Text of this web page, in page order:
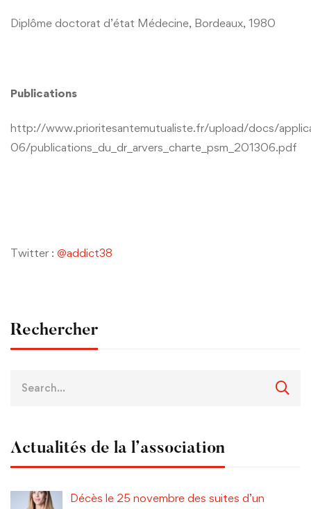
Diplôme doctorat d’état Médecine, Bordeaux, 1980
Publications
http://www.prioritesantemutualiste.fr/upload/docs/
06/publications_du_dr_arvers_charte_psm_201306.pdf
Twitter : @addict38
Rechercher
Actualités de la l’association
Décès le 25 novembre des suites d’un